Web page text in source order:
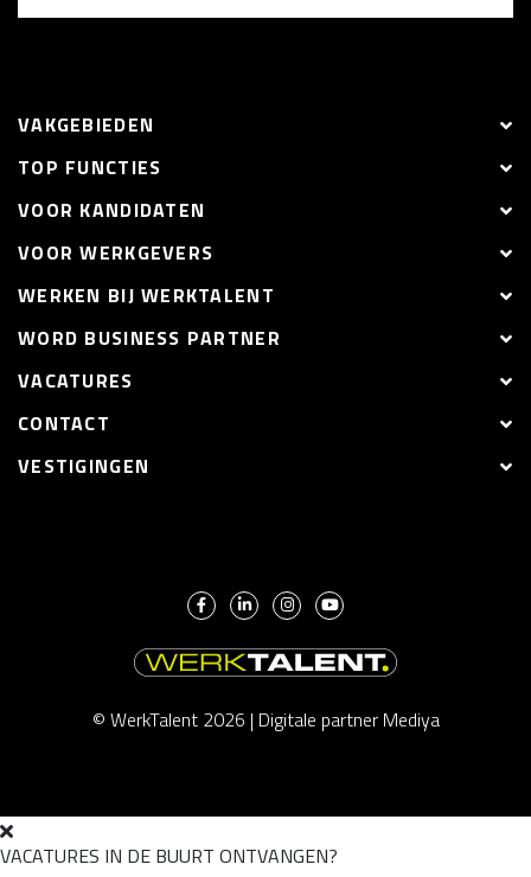
VAKGEBIEDEN
TOP FUNCTIES
VOOR KANDIDATEN
VOOR WERKGEVERS
WERKEN BIJ WERKTALENT
WORD BUSINESS PARTNER
VACATURES
CONTACT
VESTIGINGEN
© WerkTalent 2026 | Digitale partner Mediya
VACATURES IN DE BUURT ONTVANGEN?